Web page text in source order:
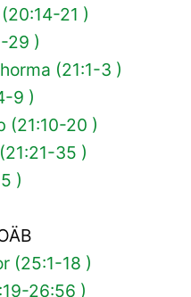
21 )
29 )
(21:1-3 )
9 )
(21:10-20 )
35 )
)
(25:1-18 )
26:56 )